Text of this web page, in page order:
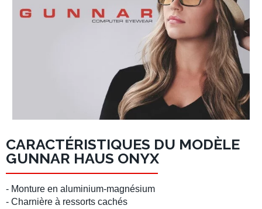
CARACTÉRISTIQUES DU MODÈLE
GUNNAR HAUS ONYX
- Monture en aluminium-magnésium
- Charnière à ressorts cachés